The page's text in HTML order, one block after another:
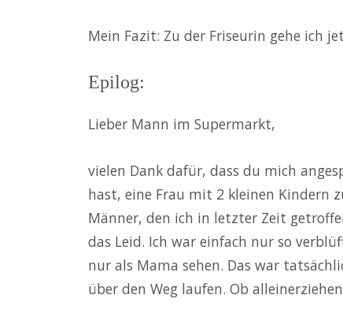
Mein Fazit: Zu der Friseurin gehe ich
Epilog:
Lieber Mann im Supermarkt,
vielen Dank dafür, dass du mich
hast, eine Frau mit 2 kleinen Kindern
Männer, den ich in letzter Zeit
das Leid. Ich war einfach nur so
nur als Mama sehen. Das war
über den Weg laufen. Ob